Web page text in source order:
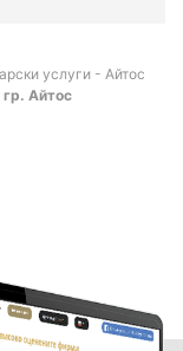
услуги - Айтос
Айтос